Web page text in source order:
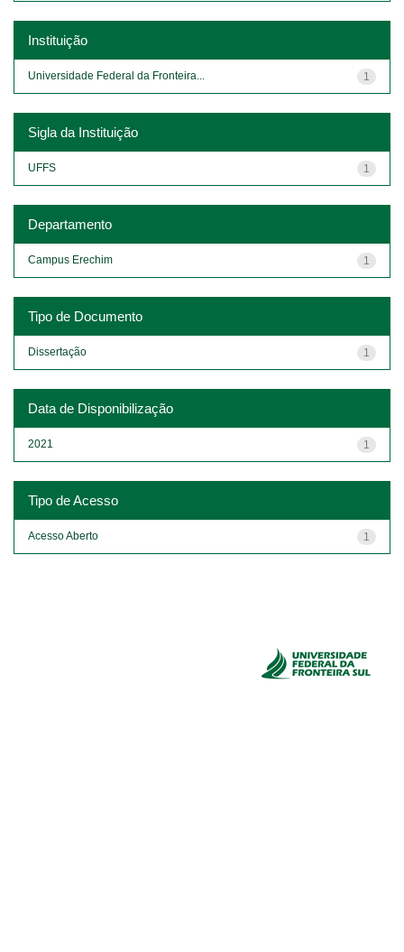
Instituição
1
Universidade Federal da Fronteira...
Sigla da Instituição
1
UFFS
Departamento
1
Campus Erechim
Tipo de Documento
1
Dissertação
Data de Disponibilização
1
2021
Tipo de Acesso
1
Acesso Aberto